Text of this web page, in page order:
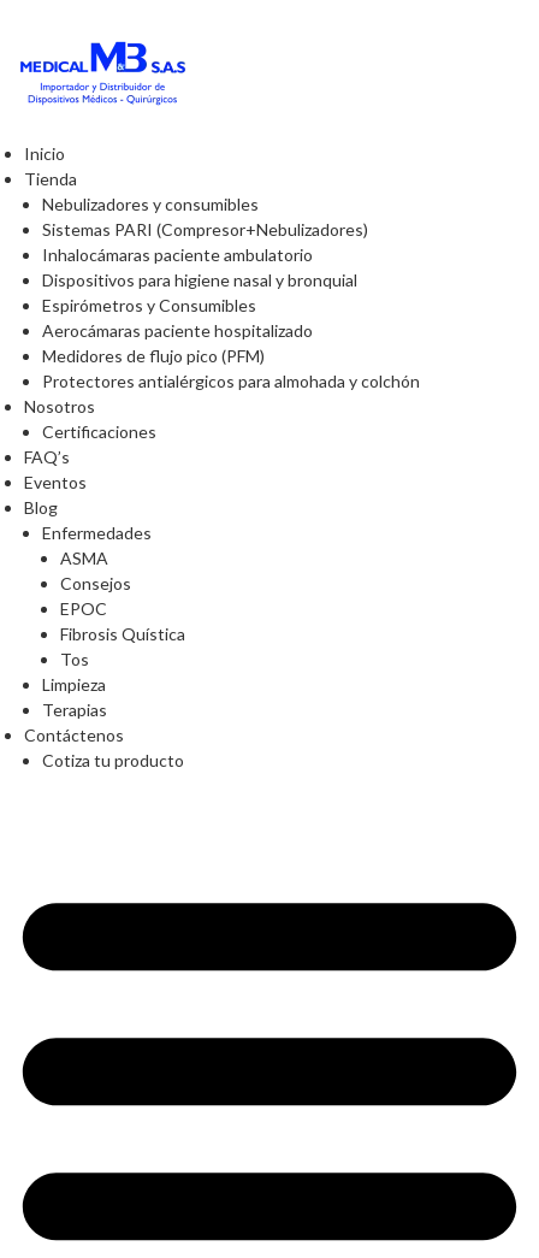
Inicio
Tienda
Nebulizadores y consumibles
Sistemas PARI (Compresor+Nebulizadores)
Inhalocámaras paciente ambulatorio
Dispositivos para higiene nasal y bronquial
Espirómetros y Consumibles
Aerocámaras paciente hospitalizado
Medidores de flujo pico (PFM)
Protectores antialérgicos para almohada y colchón
Nosotros
Certificaciones
FAQ’s
Eventos
Blog
Enfermedades
ASMA
Consejos
EPOC
Fibrosis Quística
Tos
Limpieza
Terapias
Contáctenos
Cotiza tu producto